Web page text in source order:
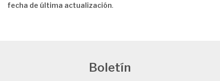
fecha de última actualización.
Boletín